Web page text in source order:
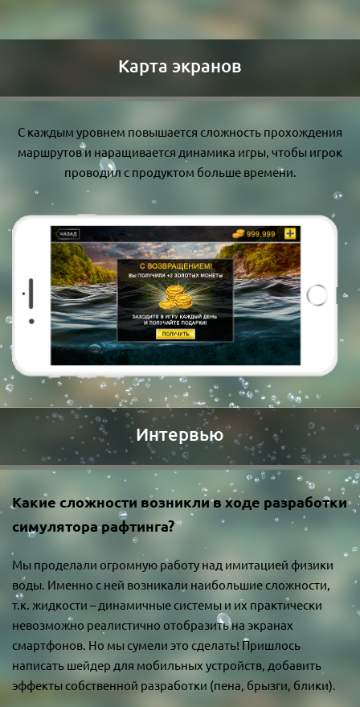
Карта экранов
С каждым уровнем повышается сложность прохождения
маршрутов и наращивается динамика игры, чтобы игрок
проводил с продуктом больше времени.
Интервью
Какие сложности возникли в ходе разработки
симулятора рафтинга?
Мы проделали огромную работу над имитацией физики
воды. Именно с ней возникали наибольшие сложности,
т.к. жидкости – динамичные системы и их практически
невозможно реалистично отобразить на экранах
смартфонов. Но мы сумели это сделать! Пришлось
написать шейдер для мобильных устройств, добавить
эффекты собственной разработки (пена, брызги, блики).